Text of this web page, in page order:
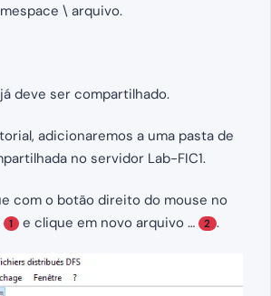
\ arquivo.
deve ser compartilhado.
adicionaremos a uma pasta de
no servidor Lab-FIC1.
com o botão direito do mouse no
1 e clique em novo arquivo … 2 .